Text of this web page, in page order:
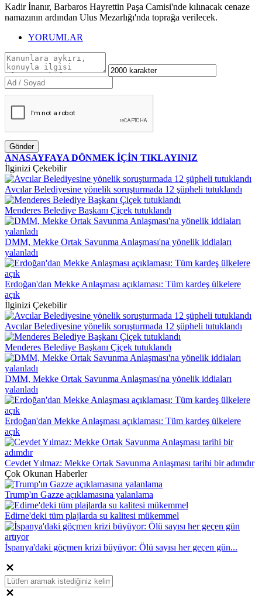
Kadir İnanır, Barbaros Hayrettin Paşa Camisi'nde kılınacak cenaze
namazının ardından Ulus Mezarlığı'nda toprağa verilecek.
YORUMLAR
Gönder
ANASAYFAYA DÖNMEK İÇİN TIKLAYINIZ
İlginizi Çekebilir
Avcılar Belediyesine yönelik soruşturmada 12 şüpheli tutuklandı
Menderes Belediye Başkanı Çiçek tutuklandı
DMM, Mekke Ortak Savunma Anlaşması'na yönelik iddiaları
yalanladı
Erdoğan'dan Mekke Anlaşması açıklaması: Tüm kardeş ülkelere
açık
İlginizi Çekebilir
Avcılar Belediyesine yönelik soruşturmada 12 şüpheli tutuklandı
Menderes Belediye Başkanı Çiçek tutuklandı
DMM, Mekke Ortak Savunma Anlaşması'na yönelik iddiaları
yalanladı
Erdoğan'dan Mekke Anlaşması açıklaması: Tüm kardeş ülkelere
açık
Cevdet Yılmaz: Mekke Ortak Savunma Anlaşması tarihi bir adımdır
Çok Okunan Haberler
Trump'ın Gazze açıklamasına yalanlama
Edirne'deki tüm plajlarda su kalitesi mükemmel
İspanya'daki göçmen krizi büyüyor: Ölü sayısı her geçen gün...